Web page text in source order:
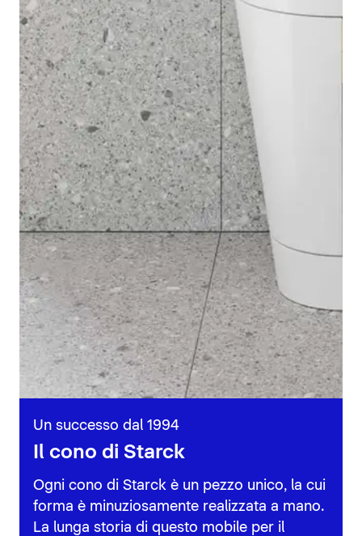
Un successo dal 1994
Il cono di Starck
Ogni cono di Starck è un pezzo unico, la cui
forma è minuziosamente realizzata a mano.
La lunga storia di questo mobile per il